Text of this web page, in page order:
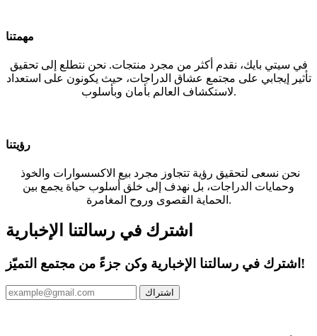
مهمتنا
في سيتي بايك، نقدم أكثر من مجرد منتجات. نحن نتطلع إلى تحقيق
تأثير إيجابي على مجتمع عشاق الدراجات، حيث يكونون على استعداد
لاستكشاف العالم بأمان وبأسلوب.
رؤيتنا
وحمايات الدراجات، بل نهدف إلى خلق أسلوب حياة يجمع بين
الحماية القصوى وروح المغامرة.
اشترك في رسالتنا الإخبارية
اشترك في رسالتنا الإخبارية وكن جزءً من مجتمع التميّز!
اشتراك